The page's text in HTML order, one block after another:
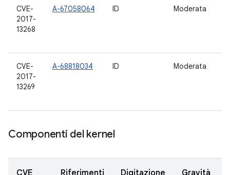
CVE-
2017-
13268
A-67058064 ID Moderata
CVE-
2017-
13269
A-68818034 ID Moderata
Componenti del kernel
CVE Riferimenti Digitazione Gravità